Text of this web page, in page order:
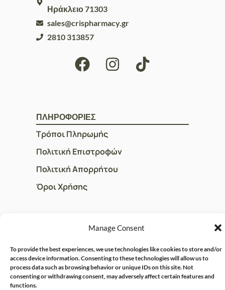
Manage Consent
To provide the best experiences, we use technologies like cookies to store and/or
access device information. Consenting to these technologies will allow us to
process data such as browsing behavior or unique IDs on this site. Not
consenting or withdrawing consent, may adversely affect certain features and
functions.
Ηράκλειο 71303
sales@crispharmacy.gr
2810 313857
ΠΛΗΡΟΦΟΡΙΕΣ
Τρόποι Πληρωμής
Πολιτική Επιστροφών
Πολιτική Απορρήτου
Όροι Χρήσης
ΓΡΗΓΟΡOI ΣΥΝΔΕΣΜΟΙ
Η Ομάδα μας
Επικοινωνία